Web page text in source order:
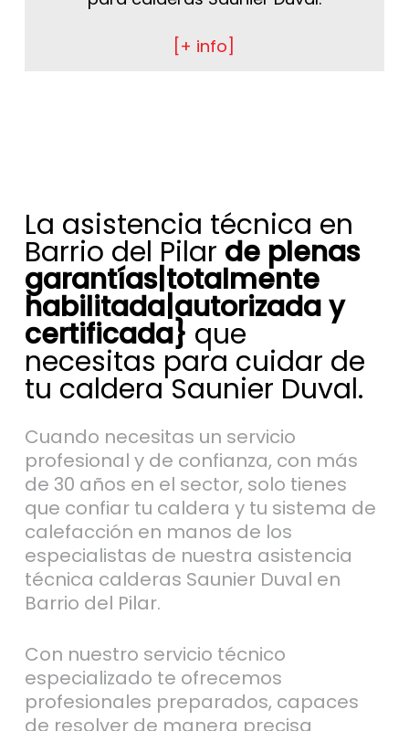
[+ info]
La asistencia técnica en
Barrio del Pilar de plenas
garantías|totalmente
habilitada|autorizada y
certificada} que
necesitas para cuidar de
tu caldera Saunier Duval.
Cuando necesitas un servicio
profesional y de confianza, con más
de 30 años en el sector, solo tienes
que confiar tu caldera y tu sistema de
calefacción en manos de los
especialistas de nuestra asistencia
técnica calderas Saunier Duval en
Barrio del Pilar.
Con nuestro servicio técnico
especializado te ofrecemos
profesionales preparados, capaces
de resolver de manera precisa